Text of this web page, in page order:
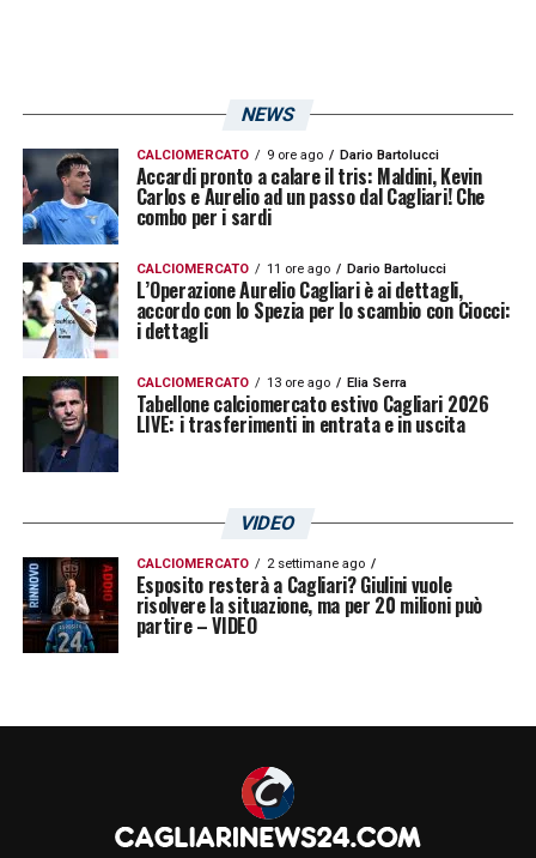
LA PLAYLIST DELLE NOSTRE TOP NEWS
NEWS
CALCIOMERCATO 9 ore ago Dario Bartolucci
Accardi pronto a calare il tris: Maldini, Kevin
Carlos e Aurelio ad un passo dal Cagliari! Che
combo per i sardi
CALCIOMERCATO 11 ore ago Dario Bartolucci
L’Operazione Aurelio Cagliari è ai dettagli,
accordo con lo Spezia per lo scambio con Ciocci:
i dettagli
CALCIOMERCATO 13 ore ago Elia Serra
Tabellone calciomercato estivo Cagliari 2026
LIVE: i trasferimenti in entrata e in uscita
VIDEO
CALCIOMERCATO 2 settimane ago
Esposito resterà a Cagliari? Giulini vuole
risolvere la situazione, ma per 20 milioni può
partire – VIDEO